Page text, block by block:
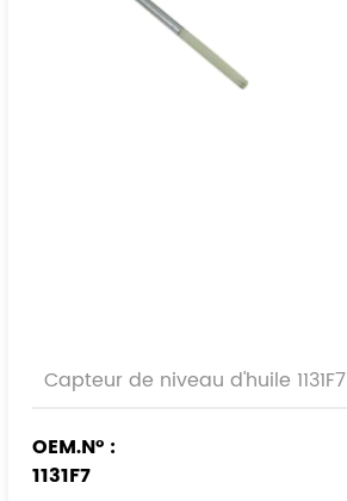
Capteur de niveau d'huile 1131F7
OEM.N° :
1131F7